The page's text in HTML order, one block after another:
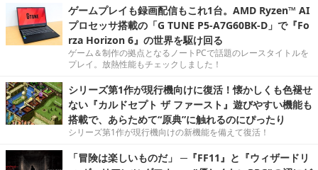
ゲームプレイも録画配信もこれ1台。AMD Ryzen™ AI
プロセッサ搭載の「G TUNE P5-A7G60BK-D」で『Fo
rza Horizon 6』の世界を駆け回る
ゲーム＆制作の拠点となるノートPCで話題のレースタイトルを
プレイ。放熱性能もチェックしました！
シリーズ第1作が現行機向けに復活！懐かしくも色褪せ
ない『カルドセプト ザ ファースト』遊びやすい機能も
搭載で、あらためて“原典”に触れるのにぴったり
シリーズ第1作が現行機向けの新機能を備えて復活！
「冒険は楽しいものだ」 ─『FF11』と『ウィザードリ